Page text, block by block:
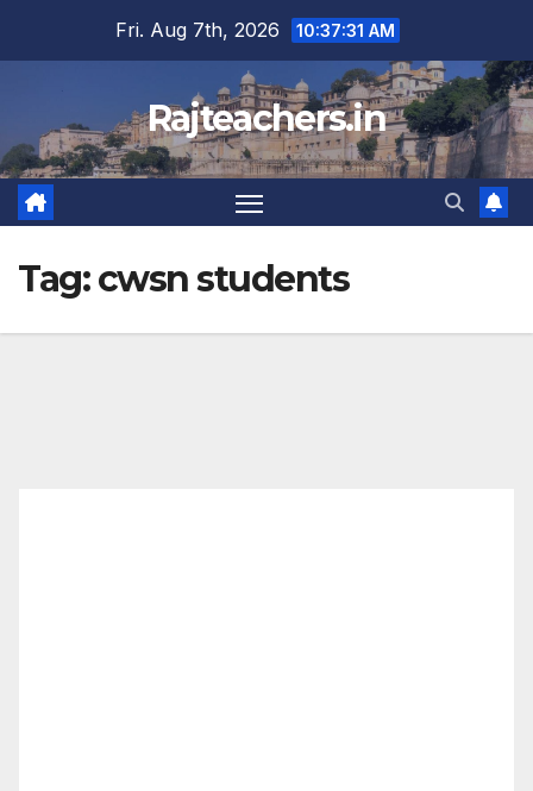
Fri. Aug 7th, 2026 10:37:32 AM
Rajteachers.in
Tag:cwsn students